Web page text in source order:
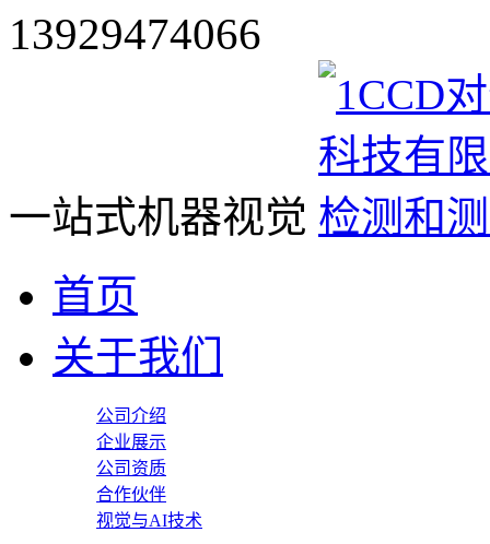
13929474066
一站式机器视觉
首页
关于我们
公司介绍
企业展示
公司资质
合作伙伴
视觉与AI技术